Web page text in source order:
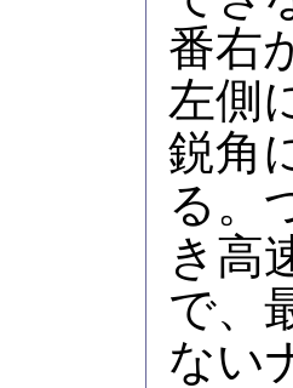
番右
左側
鋭角
る。
き高
で、
ない